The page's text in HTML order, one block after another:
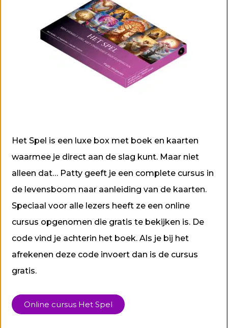
Het Spel is een luxe box met boek en kaarten
waarmee je direct aan de slag kunt. Maar niet
alleen dat… Patty geeft je een complete cursus in
de levensboom naar aanleiding van de kaarten.
Speciaal voor alle lezers heeft ze een online
cursus opgenomen die gratis te bekijken is. De
code vind je achterin het boek. Als je bij het
afrekenen deze code invoert dan is de cursus
gratis.
Online cursus Het Spel